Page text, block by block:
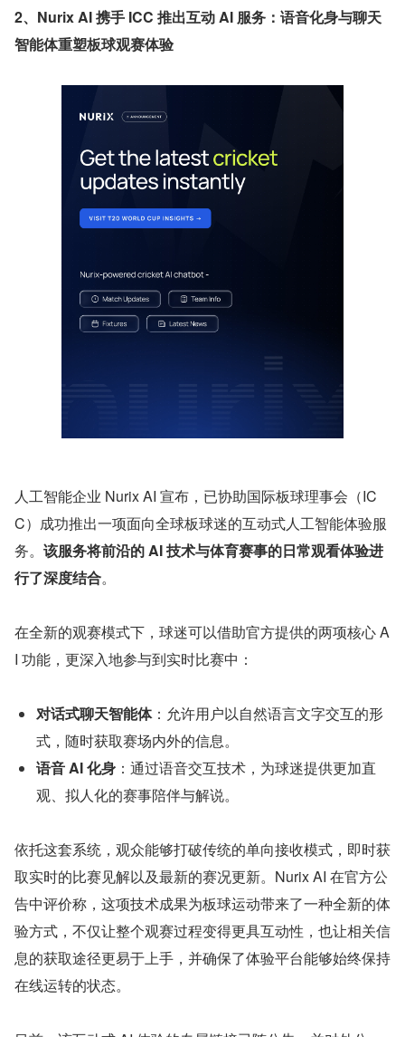
2、Nurix AI 携手 ICC 推出互动 AI 服务：语音化身与聊天
智能体重塑板球观赛体验
人工智能企业 Nurix AI 宣布，已协助国际板球理事会（IC
C）成功推出一项面向全球板球迷的互动式人工智能体验服
务。 该服务将前沿的 AI 技术与体育赛事的日常观看体验进
行了深度结合。
在全新的观赛模式下，球迷可以借助官方提供的两项核心 A
I 功能，更深入地参与到实时比赛中：
对话式聊天智能体：允许用户以自然语言文字交互的形
式，随时获取赛场内外的信息。
语音 AI 化身 ：通过语音交互技术，为球迷提供更加直
观、拟人化的赛事陪伴与解说。
依托这套系统，观众能够打破传统的单向接收模式，即时获
取实时的比赛见解以及最新的赛况更新。Nurix AI 在官方公
告中评价称，这项技术成果为板球运动带来了一种全新的体
验方式，不仅让整个观赛过程变得更具互动性，也让相关信
息的获取途径更易于上手，并确保了体验平台能够始终保持
在线运转的状态。